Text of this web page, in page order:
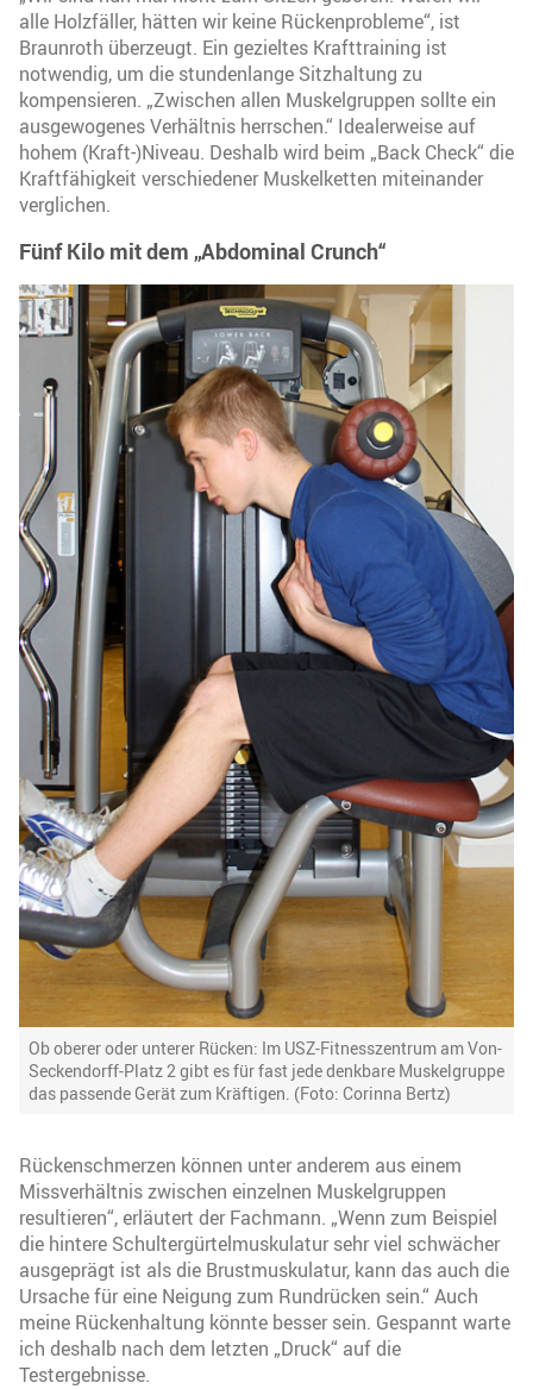
alle Holzfäller, hätten wir keine Rückenprobleme“, ist
Braunroth überzeugt. Ein gezieltes Krafttraining ist
notwendig, um die stundenlange Sitzhaltung zu
kompensieren. „Zwischen allen Muskelgruppen sollte ein
ausgewogenes Verhältnis herrschen.“ Idealerweise auf
hohem (Kraft-)Niveau. Deshalb wird beim „Back Check“ die
Kraftfähigkeit verschiedener Muskelketten miteinander
verglichen.
Fünf Kilo mit dem „Abdominal Crunch“
Ob oberer oder unterer Rücken: Im USZ-Fitnesszentrum am Von-
Seckendorff-Platz 2 gibt es für fast jede denkbare Muskelgruppe
das passende Gerät zum Kräftigen. (Foto: Corinna Bertz)
Rückenschmerzen können unter anderem aus einem
Missverhältnis zwischen einzelnen Muskelgruppen
resultieren“, erläutert der Fachmann. „Wenn zum Beispiel
die hintere Schultergürtelmuskulatur sehr viel schwächer
ausgeprägt ist als die Brustmuskulatur, kann das auch die
Ursache für eine Neigung zum Rundrücken sein.“ Auch
meine Rückenhaltung könnte besser sein. Gespannt warte
ich deshalb nach dem letzten „Druck“ auf die
Testergebnisse.